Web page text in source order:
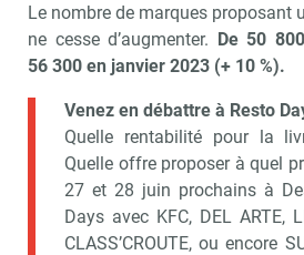
Le nombre de marques proposant
ne cesse d’augmenter. De 50
56 300 en janvier 2023 (+ 10 %).
Venez en débattre à Resto
Quelle rentabilité pour la
Quelle offre proposer à quel
27 et 28 juin prochains à
Days avec KFC, DEL ARTE,
CLASS’CROUTE, ou encore